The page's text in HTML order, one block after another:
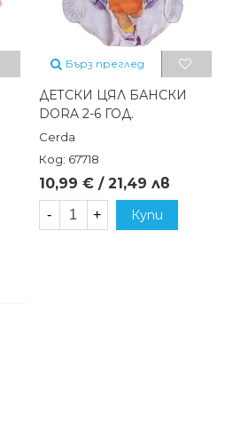
Бърз преглед
ДЕТСКИ ЦЯЛ БАНСКИ
DORA 2-6 ГОД.
Cerda
Код: 67718
10,99 € / 21,49 лв
- + Купи